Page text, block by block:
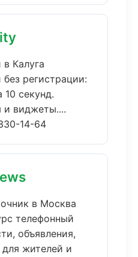
Калуга
регистрации:
10 секунд.
и виджеты....
14-64
в Москва
телефонный
объявления,
жителей и